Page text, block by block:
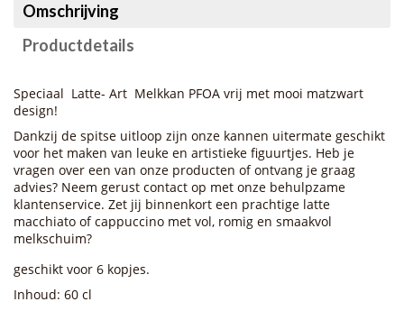
Omschrijving
Productdetails
Speciaal Latte- Art Melkkan PFOA vrij met mooi matzwart
design!
Dankzij de spitse uitloop zijn onze kannen uitermate geschikt
voor het maken van leuke en artistieke figuurtjes. Heb je
vragen over een van onze producten of ontvang je graag
advies? Neem gerust contact op met onze behulpzame
klantenservice. Zet jij binnenkort een prachtige latte
macchiato of cappuccino met vol, romig en smaakvol
melkschuim?
geschikt voor 6 kopjes.
Inhoud: 60 cl